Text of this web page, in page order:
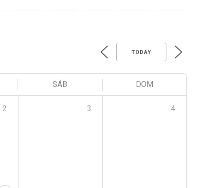
TODAY
SÁB DOM
2 3 4